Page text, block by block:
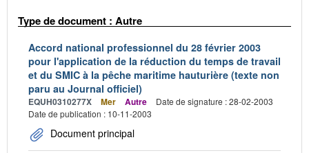
Type de document : Autre
Accord national professionnel du 28 février 2003
pour l'application de la réduction du temps de travail
et du SMIC à la pêche maritime hauturière (texte non
paru au Journal officiel)
EQUH0310277X Mer Autre
Date de signature : 28-02-2003
Date de publication : 10-11-2003
Document principal